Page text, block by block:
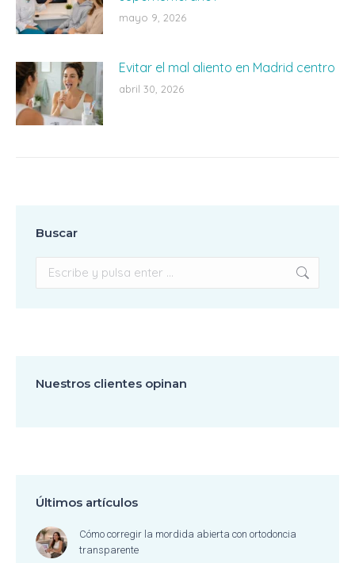
mayo 9, 2026
Evitar el mal aliento en Madrid centro
abril 30, 2026
Buscar
Nuestros clientes opinan
Últimos artículos
Cómo corregir la mordida abierta con ortodoncia
transparente